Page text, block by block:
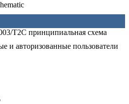
T2C принципиальная схема
и авторизованные пользователи